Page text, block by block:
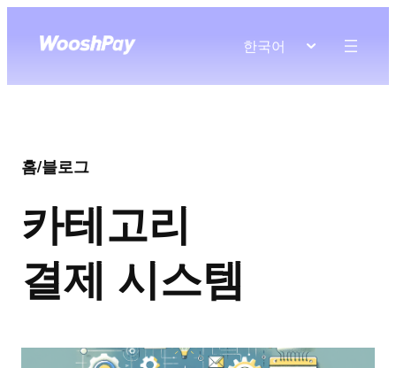
한국어
홈/블로그
카테고리
결제 시스템